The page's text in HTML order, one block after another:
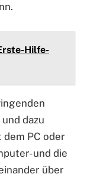
Hilfe-
dazu
PC oder
und die
über